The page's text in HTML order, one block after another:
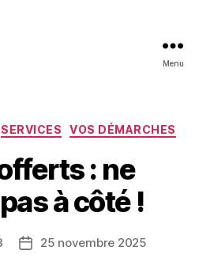
Menu
Catégories
SERVICES VOS DÉMARCHES
: ne
à côté !
Date25 novembre 2025